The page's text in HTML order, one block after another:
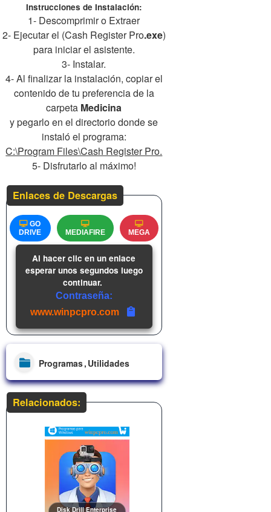
Instrucciones de Instalación:
1- Descomprimir o Extraer
2- Ejecutar el (Cash Register Pro.exe)
para iniciar el asistente.
3- Instalar.
4- Al finalizar la instalación, copiar el
contenido de tu preferencia de la
carpeta Medicina
y pegarlo en el directorio donde se
instaló el programa:
C:\Program Files\Cash Register Pro.
5- Disfrutarlo al máximo!
Enlaces de Descargas
GO
DRIVE
MEDIAFIRE MEGA
Al hacer clic en un enlace
esperar unos segundos luego
continuar.
Contraseña:
www.winpcpro.com
Programas Utilidades
Relacionados:
Disk Drill Enterprise